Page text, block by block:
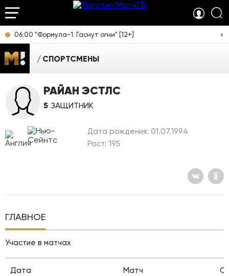
06:00 "Формула-1. Гаснут огни" [12+]
СПОРТСМЕНЫ
РАЙАН ЭСТЛС
5 ЗАЩИТНИК
Дата рождения: 01.07.1994
Рост: 195
ГЛАВНОЕ
Участие в матчах
Дата Матч